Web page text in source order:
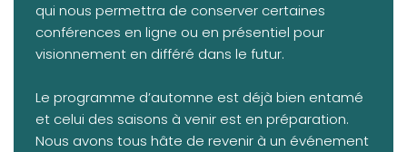
qui nous permettra de conserver certaines
conférences en ligne ou en présentiel pour
visionnement en différé dans le futur.
Le programme d’automne est déjà bien entamé
et celui des saisons à venir est en préparation.
Nous avons tous hâte de revenir à un événement